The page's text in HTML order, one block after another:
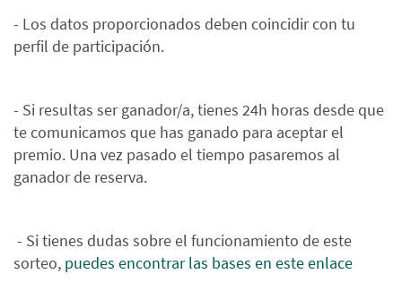
- Los datos proporcionados deben coincidir con tu
perfil de participación.
- Si resultas ser ganador/a, tienes 24h horas desde que
te comunicamos que has ganado para aceptar el
premio. Una vez pasado el tiempo pasaremos al
ganador de reserva.
- Si tienes dudas sobre el funcionamiento de este
sorteo, puedes encontrar las bases en este enlace